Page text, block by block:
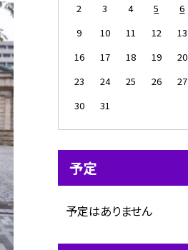
2
3 4 5 6
9
10 11 12 13
16
17 18 19 20
23
24 25 26 27
30
31
予定
予定はありません